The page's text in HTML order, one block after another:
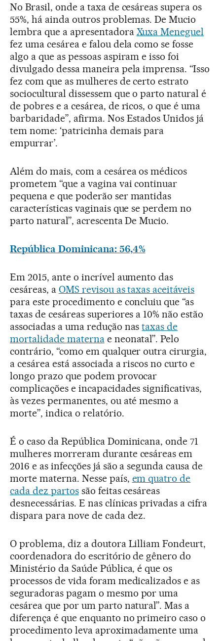
No Brasil, onde a taxa de cesáreas supera os
55%, há ainda outros problemas. De Mucio
lembra que a apresentadora Xuxa Meneguel
fez uma cesárea e falou dela como se fosse
algo a que as pessoas aspiram e isso foi
divulgado dessa maneira pela imprensa. “Isso
fez com que as mulheres de certo estrato
sociocultural dissessem que o parto natural é
de pobres e a cesárea, de ricos, o que é uma
barbaridade”, afirma. Nos Estados Unidos já
tem nome: ‘patricinha demais para
empurrar’.
Além do mais, com a cesárea os médicos
prometem “que a vagina vai continuar
pequena e que poderão ser mantidas
características vaginais que se perdem no
parto natural”, acrescenta De Mucio.
República Dominicana: 56,4%
Em 2015, ante o incrível aumento das
cesáreas, a OMS revisou as taxas aceitáveis
para este procedimento e concluiu que “as
taxas de cesáreas superiores a 10% não estão
associadas a uma redução nastaxas de
mortalidade maternae neonatal”. Pelo
contrário, “como em qualquer outra cirurgia,
a cesárea está associada a riscos no curto e
longo prazo que podem provocar
complicações e incapacidades significativas,
às vezes permanentes, ou até mesmo a
morte”, indica o relatório.
É o caso da República Dominicana, onde 71
mulheres morreram durante cesáreas em
2016 e as infecções já são a segunda causa de
morte materna. Nesse país, em quatro de
cada dez partossão feitas cesáreas
desnecessárias. E nas clínicas privadas a cifra
dispara para nove de cada dez.
O problema, diz a doutora Lilliam Fondeurt,
coordenadora do escritório de gênero do
Ministério da Saúde Pública, é que os
processos de vida foram medicalizados e as
seguradoras pagam o mesmo por uma
cesárea que por um parto natural”. Mas a
diferença é que enquanto no primeiro caso o
procedimento leva aproximadamente uma